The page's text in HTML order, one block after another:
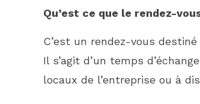
Qu’est ce que le rendez-
C’est un rendez-vous
Il s’agit d’un temps
locaux de l’entreprise ou à